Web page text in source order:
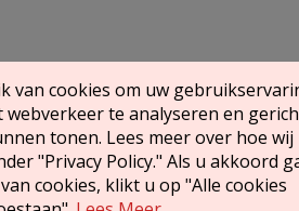
van cookies om uw
te analyseren en
tonen. Lees meer over hoe wij
"Privacy Policy." Als u akkoord
cookies, klikt u op "Alle cookies